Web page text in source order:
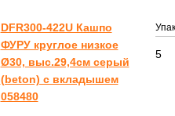
DFR300-422U Кашпо
ФУРУ круглое низкое
Ø30, выс.29,4см серый
(beton) с вкладышем
058480
5